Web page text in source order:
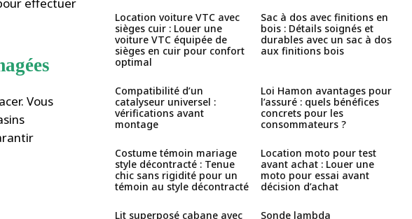
Vous
Location voiture VTC avec
sièges cuir : Louer une
voiture VTC équipée de
sièges en cuir pour confort
optimal
Sac à dos avec finitions en
bois : Détails soignés et
durables avec un sac à dos
aux finitions bois
Compatibilité d’un
catalyseur universel :
vérifications avant
montage
Loi Hamon avantages pour
l’assuré : quels bénéfices
concrets pour les
consommateurs ?
Costume témoin mariage
style décontracté : Tenue
chic sans rigidité pour un
témoin au style décontracté
Location moto pour test
avant achat : Louer une
moto pour essai avant
décision d’achat
Lit superposé cabane avec
Sonde lambda